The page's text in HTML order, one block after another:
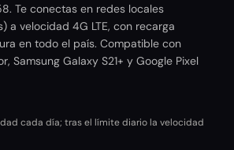
Te conectas en redes locales
a velocidad 4G LTE, con recarga
en todo el país. Compatible con
Samsung Galaxy S21+ y Google Pixel
cada día; tras el límite diario la velocidad